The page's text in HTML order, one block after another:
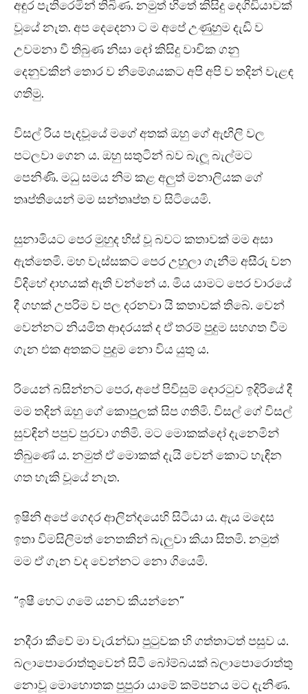
අඳුර පැතිරෙමින් තිබිණ. නමුත් හිතේ කිසිදු දෙගිඩියාවක්
වූයේ නැත. අප දෙදෙනා ට ම අපේ උණුහුම දැඩි ව
උවමනා වී තිබුණ නිසා දෝ කිසිදු වාචික ගනු
දෙනුවකින් තොර ව නිමේශයකට අපි අපි ව තදින් වැළඳ
ගතිමු.
විසල් රිය පැදවූයේ මගේ අතක් ඔහු ගේ ඇඟිලි වල
පටලවා ගෙන ය. ඔහු සතුටින් බව බැලූ බැල්මට
පෙනිණි. මධු සමය නිම කළ අලුත් මනාලියක ගේ
තෘප්තියෙන් මම සන්තෘප්ත ව සිටියෙමි.
සුනාමියට පෙර මුහුද හිස් වූ බවට කතාවක් මම අසා
ඇත්තෙමි. මහ වැස්සකට පෙර උහුලා ගැනීම අසීරු වන
විදිහේ දාහයක් ඇති වන්නේ ය. මිය යාමට පෙර වාරයේ
දී ගහක් උපරිම ව පල දරනවා යි කතාවක් තිබේ. වෙන්
වෙන්නට නියමිත ආදරයක් ද ඒ තරම් පුදුම සහගත වීම
ගැන එක අතකට පුදුම නො විය යුතු ය.
රියෙන් බසින්නට පෙර, අපේ පිවිසුම් දොරටුව ඉදිරියේ දී
මම තදින් ඔහු ගේ කොපුලක් සිප ගතිමි. විසල් ගේ විසල්
සුවඳින් පපුව පුරවා ගතිමි. මට මොකක්දෝ දැනෙමින්
තිබුණේ ය. නමුත් ඒ මොකක් දැයි වෙන් කොට හැඳින
ගත හැකි වූයේ නැත.
ඉෂිනි අපේ ගෙදර ආලින්දයෙහි සිටියා ය. ඇය මදෙස
ඉතා විමසිලිමත් නෙතකින් බැලුවා කියා සිතමි. නමුත්
මම ඒ ගැන වද වෙන්නට නො ගියෙමි.
“ඉෂී හෙට ගමේ යනව කියන්නෙ”
නදීරා කීවේ මා වැරැන්ඩා පුටුවක හි ගත්තාටත් පසුව ය.
බලාපොරොත්තුවෙන් සිටි බෝම්බයක් බලාපොරොත්තු
නොවූ මොහොතක පුපුරා යාමේ කම්පනය මට දැනිණ.